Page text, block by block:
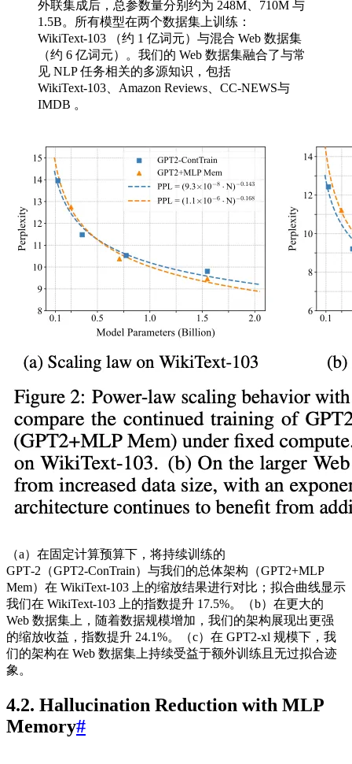
外联集成后，总参数量分别约为 248M、710M 与
1.5B。所有模型在两个数据集上训练：
WikiText‑103 （约 1 亿词元）与混合 Web 数据集
（约 6 亿词元）。我们的 Web 数据集融合了与常
见 NLP 任务相关的多源知识，包括
WikiText‑103、Amazon Reviews、CC‑NEWS与
IMDB 。
（a）在固定计算预算下，将持续训练的
GPT‑2（GPT2‑ConTrain）与我们的总体架构（GPT2+MLP
Mem）在 WikiText‑103 上的缩放结果进行对比；拟合曲线显示
我们在 WikiText‑103 上的指数提升 17.5%。（b）在更大的
Web 数据集上，随着数据规模增加，我们的架构展现出更强
的缩放收益，指数提升 24.1%。（c）在 GPT2‑xl 规模下，我
们的架构在 Web 数据集上持续受益于额外训练且无过拟合迹
象。
4.2. Hallucination Reduction with MLP
Memory#